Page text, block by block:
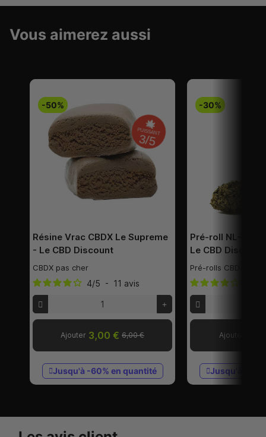
Vous aimerez aussi
PUISSANT
3/5
-50%
Résine Vrac CBDX Le Supreme
- Le CBD Discount
CBDX pas cher
4/5 - 11 avis
Ajouter 3,00 € 6,00 €
Jusqu'à -60% en quantité
-30%
Pré-roll NL-1
Le CBD Discount
Pré-rolls CBD pas
Ajouter
Jusqu'à -